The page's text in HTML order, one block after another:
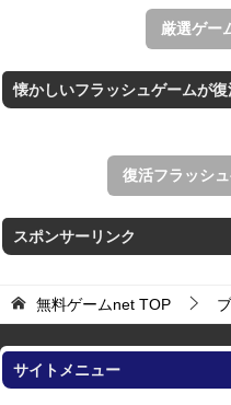
すべての矢印を画
厳選ゲー
懐かしいフラッシュゲームが復
復活フラッシ
スポンサーリンク
無料ゲームnet TOP
サイトメニュー